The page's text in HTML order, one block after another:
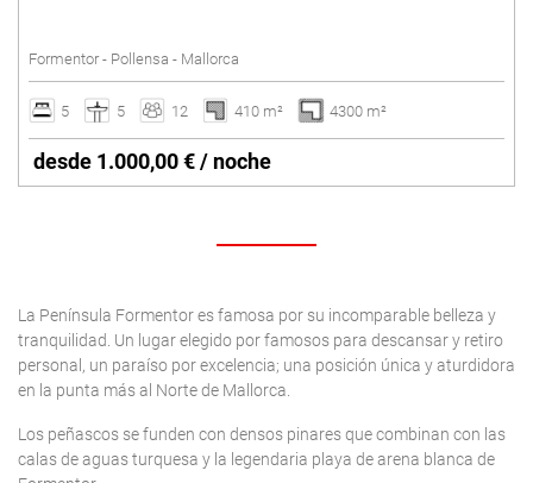
Pista de tenis
Suelo radiante
Vacaciones de invierno
Villas con Servicio
Formentor - Pollensa - Mallorca
5 5 12 410 m² 4300 m²
desde 1.000,00 € / noche
La Península Formentor es famosa por su incomparable belleza y
tranquilidad. Un lugar elegido por famosos para descansar y retiro
personal, un paraíso por excelencia; una posición única y aturdidora
en la punta más al Norte de Mallorca.
Los peñascos se funden con densos pinares que combinan con las
calas de aguas turquesa y la legendaria playa de arena blanca de